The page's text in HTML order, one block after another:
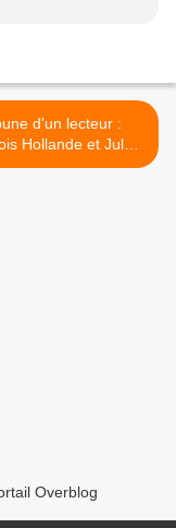
d'un lecteur :
Hollande et Jules
Ferry. >
Overblog